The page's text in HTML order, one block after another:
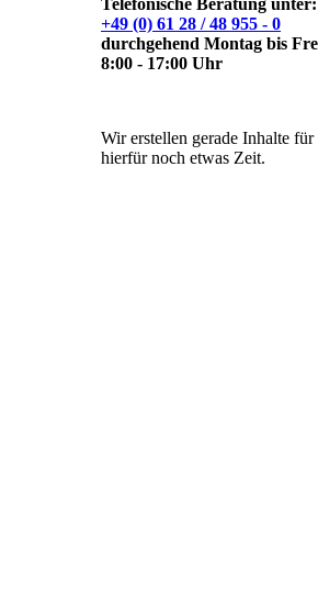
Telefonische Beratung unter:
+49 (0) 61 28 / 48 955 - 0
durchgehend Montag bis
8:00 - 17:00 Uhr
Wir erstellen gerade Inhalte
hierfür noch etwas Zeit.